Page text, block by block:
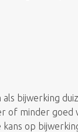
bijwerking
of minder
op